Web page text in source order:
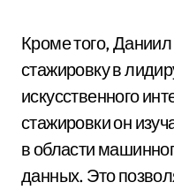
Кроме того,
стажировку в
искусственного
стажировки он
в области
данных. Это